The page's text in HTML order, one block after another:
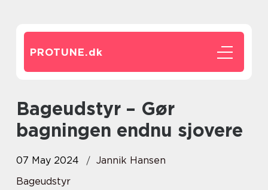
PROTUNE.dk
Bageudstyr – Gør
bagningen endnu sjovere
07 May 2024
Jannik Hansen
Bageudstyr